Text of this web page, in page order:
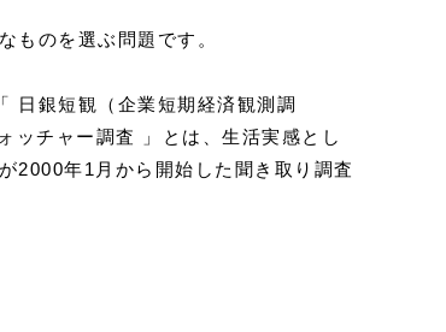
のを選ぶ問題です。
銀短観（企業短期経済観測調
ッチャー調査 」とは、生活実感とし
2000年1月から開始した聞き取り調査